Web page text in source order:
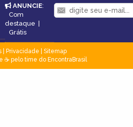
ANUNCIE:
Com
destaque |
Grátis
| Privacidade
Sitemap
☕ pelo time do EncontraBrasil